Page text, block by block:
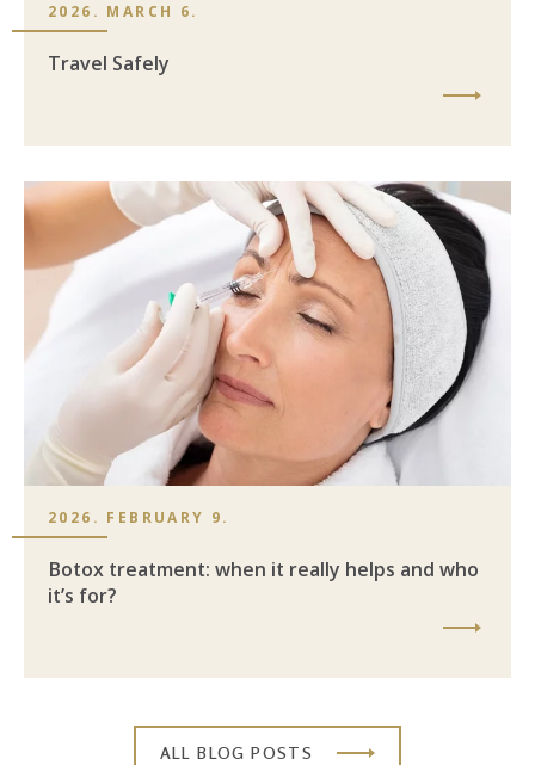
2026. MARCH 6.
Travel Safely
Image
2026. FEBRUARY 9.
Botox treatment: when it really helps and who
it’s for?
ALL BLOG POSTS